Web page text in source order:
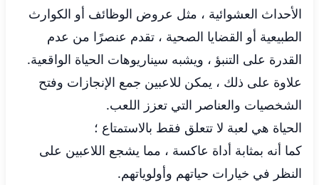
الأحداث العشوائية ، مثل عروض الوظائف أو الكوارث
الطبيعية أو القضايا الصحية ، تقدم عنصرًا من عدم
القدرة على التنبؤ ، ويشبه سيناريوهات الحياة الواقعية.
علاوة على ذلك ، يمكن للاعبين جمع الإنجازات وفتح
الشخصيات والعناصر التي تعزز اللعب.
الحياة هي لعبة لا تتعلق فقط بالاستمتاع ؛
كما أنه بمثابة أداة عاكسة ، مما يشجع اللاعبين على
النظر في خيارات حياتهم وأولوياتهم.